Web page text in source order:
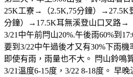
25K工寮→（2.5K,75分鐘）
分鐘）→17.5K耳無溪登山口叉路→
3/21中午前閂山20%.午後雨60%到
要到3/22中午過後才又有30%下雨機
即使有雨，雨量也不大。 閂山鈴鳴
3/21溫度6-15度，3/22 8-18度。 早